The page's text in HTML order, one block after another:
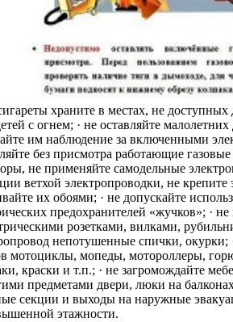
храните в местах, не доступных
с огнем; · не оставляйте малолетних
им наблюдение за включенными
без присмотра работающие
не применяйте самодельные
ветхой электропроводки, не крепите
их обоями; · не допускайте
предохранителей «жучков»; · не
розетками, вилками,
непотушенные спички, окурки;
мотоциклы, мопеды, мотороллеры,
краски и т.п.; · не загромождайте
предметами двери, люки на
секции и выходы на наружные
этажности.